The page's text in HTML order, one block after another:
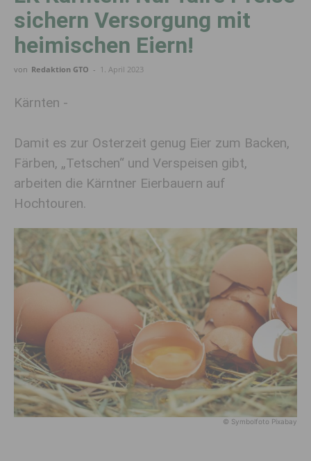
sichern Versorgung mit
heimischen Eiern!
von Redaktion GTO - 1. April 2023
Kärnten -
Damit es zur Osterzeit genug Eier zum Backen,
Färben, „Tetschen“ und Verspeisen gibt,
arbeiten die Kärntner Eierbauern auf
Hochtouren.
© Symbolfoto Pixabay